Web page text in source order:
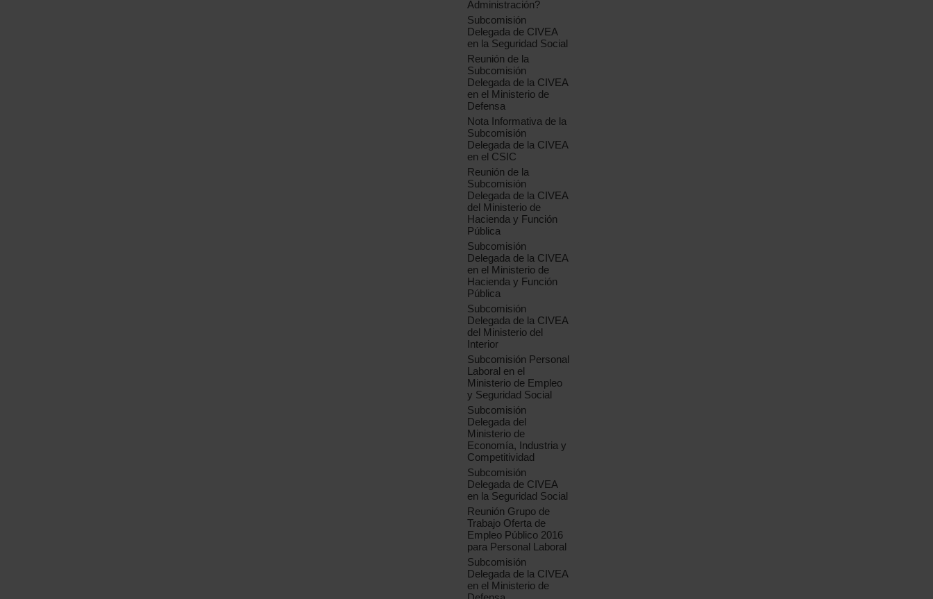
Administración?
Subcomisión
Delegada de CIVEA
en la Seguridad Social
Reunión de la
Subcomisión
Delegada de la CIVEA
en el Ministerio de
Defensa
Nota Informativa de la
Subcomisión
Delegada de la CIVEA
en el CSIC
Reunión de la
Subcomisión
Delegada de la CIVEA
del Ministerio de
Hacienda y Función
Pública
Subcomisión
Delegada de la CIVEA
en el Ministerio de
Hacienda y Función
Pública
Subcomisión
Delegada de la CIVEA
del Ministerio del
Interior
Subcomisión Personal
Laboral en el
Ministerio de Empleo
y Seguridad Social
Subcomisión
Delegada del
Ministerio de
Economía, Industria y
Competitividad
Subcomisión
Delegada de CIVEA
en la Seguridad Social
Reunión Grupo de
Trabajo Oferta de
Empleo Público 2016
para Personal Laboral
Subcomisión
Delegada de la CIVEA
en el Ministerio de